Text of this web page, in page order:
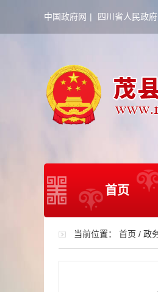
中国政府网 | 四川省人民政府
首页
当前位置： 首页 / 政